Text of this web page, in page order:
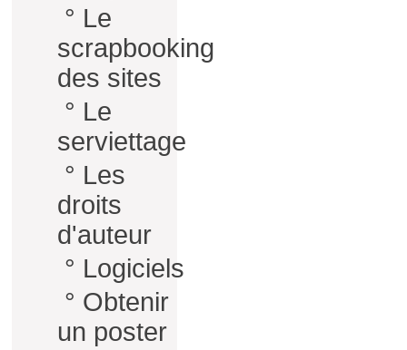
° Le
scrapbooking
des sites
° Le
serviettage
° Les
droits
d'auteur
° Logiciels
° Obtenir
un poster